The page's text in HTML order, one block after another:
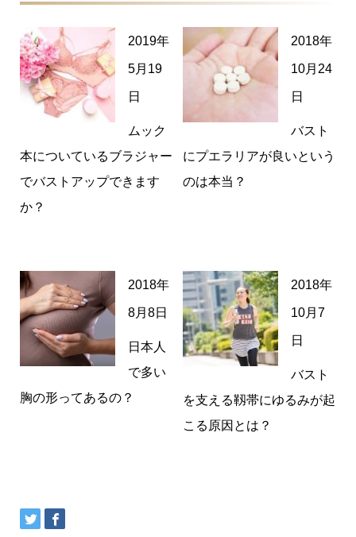
2019年
5月19
日
ムック
本についているブラジャー
でバストアップできます
か？
2018年
10月24
日
バスト
にプエラリアが良いという
のは本当？
2018年
8月8日
日本人
で多い
胸の形ってあるの？
2018年
10月7
日
バスト
を支える靱帯にゆるみが起
こる原因とは？